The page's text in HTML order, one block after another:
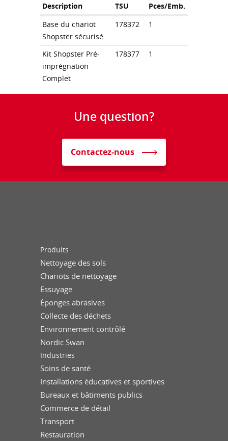
Description
TSU
Pces/Emb.
Base du chariot
Shopster sécurisé
178372 1
Kit Shopster Pré-
imprégnation
Complet
178377 1
Une question?
Contactez-nous
Produits
Nettoyage des sols
Chariots de nettoyage
Essuyage
Éponges abrasives
Collecte des déchets
Environnement contrôlé
Nordic Swan
Industries
Soins de santé
Installations éducatives et sportives
Bureaux et bâtiments publics
Commerce de détail
Transport
Restauration